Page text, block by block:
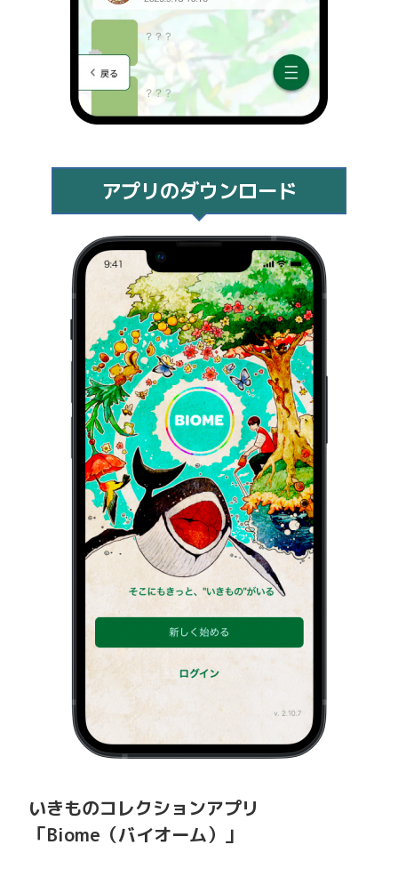
アプリのダウンロード
いきものコレクションアプリ
「Biome（バイオーム）」